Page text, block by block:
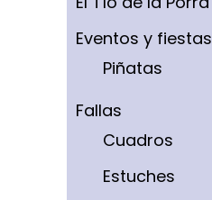
Eventos y fiestas
Piñatas
Fallas
Cuadros
Estuches